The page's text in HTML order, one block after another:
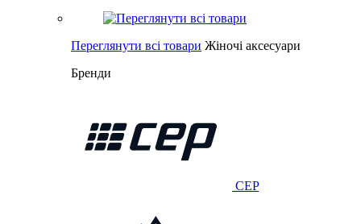
Переглянути всі товари Жіночі аксесуари
Бренди
CEP